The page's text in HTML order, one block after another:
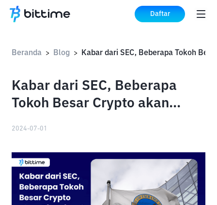
Daftar
Beranda > Blog >
Kabar dari SEC, Beberapa
Tokoh Besar Crypto akan
2024-07-01